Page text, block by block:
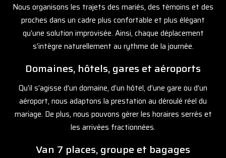
Nous organisons les trajets des mariés, des témoins et des
proches dans un cadre plus confortable et plus élégant
qu’une solution improvisée. Ainsi, chaque déplacement
s’intègre naturellement au rythme de la journée.
Domaines, hôtels, gares et aéroports
Qu’il s’agisse d’un domaine, d’un hôtel, d’une gare ou d’un
aéroport, nous adaptons la prestation au déroulé réel du
mariage. De plus, nous pouvons gérer les horaires serrés et
les arrivées fractionnées.
Van 7 places, groupe et bagages